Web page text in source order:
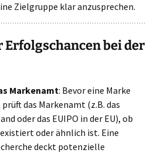
Zielgruppe klar anzusprechen.
Erfolgschancen bei der
Markenamt: Bevor eine Marke
das Markenamt (z.B. das
oder das EUIPO in der EU), ob
oder ähnlich ist. Eine
deckt potenzielle